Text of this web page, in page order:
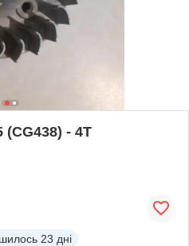
(CG438) - 4Т
23 дні